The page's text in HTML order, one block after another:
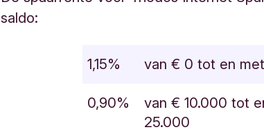
saldo:
1,15% van € 0 tot en
0,90%
van € 10.000 tot
25.000